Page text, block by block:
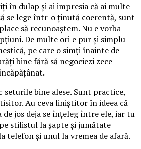
în dulap și ai impresia că ai multe
se lege într-o ținută coerentă, sunt
să recunoaștem. Nu e vorba
De multe ori e pur și simplu
pe care o simți înainte de
bine fără să negociezi zece
bine alese. Sunt practice,
Au ceva liniștitor în ideea că
de jos deja se înțeleg între ele, iar tu
stilistul la șapte și jumătate
telefon și unul la vremea de afară.